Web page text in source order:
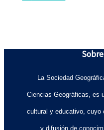
La Sociedad
Ciencias Geográficas, es
cultural y educativo, cuyo
y difusión de